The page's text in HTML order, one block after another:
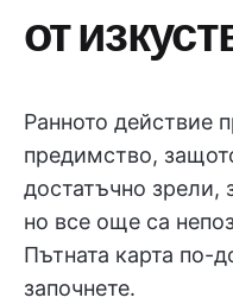
от
Ранното действие
предимство,
достатъчно зрели,
но все още са
Пътната карта по-
започнете.